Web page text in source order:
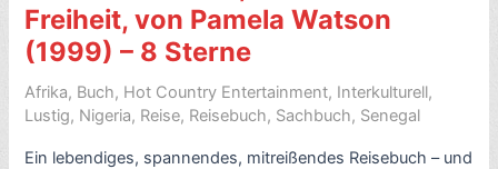
–
9
Sterne
Freiheit, von Pamela Watson
(1999) – 8 Sterne
Afrika, Buch, Hot Country Entertainment, Interkulturell,
Lustig, Nigeria, Reise, Reisebuch, Sachbuch, Senegal
Ein lebendiges, spannendes, mitreißendes Reisebuch – und